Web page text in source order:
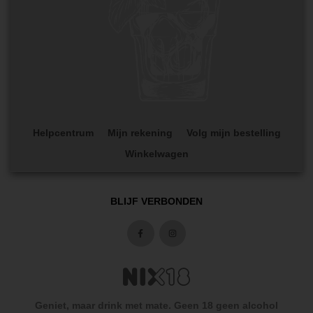
Helpcentrum Mijn rekening
Volg mijn bestelling
Winkelwagen
BLIJF VERBONDEN
Geniet, maar drink met mate. Geen 18 geen alcohol